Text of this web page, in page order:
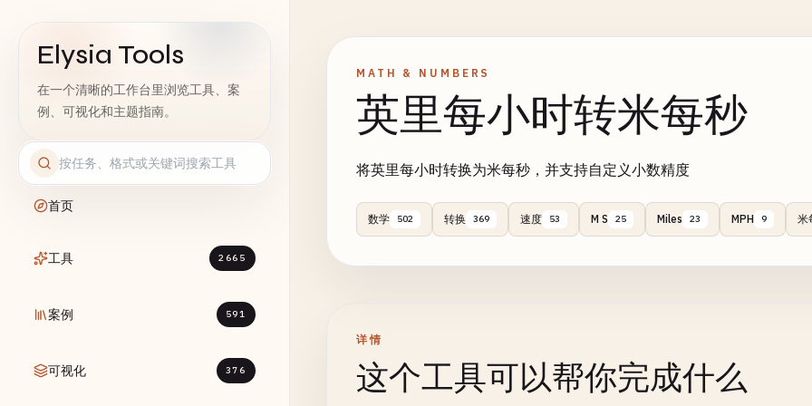
Elysia Tools
在一个清晰的工作台里浏览工具、案
例、可视化和主题指南。
首页
工具 2665
案例 591
可视化 376
MATH & NUMBERS
英里每小时转米每秒
将英里每小时转换为米每秒，并支持自定义小数精度
数学 502 转换 369 速度 53 M S 25 Miles 23 MPH 9 米
详情
这个工具可以帮你完成什么